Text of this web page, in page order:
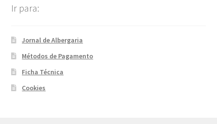
Ir para:
Jornal de Albergaria
Métodos de Pagamento
Ficha Técnica
Cookies